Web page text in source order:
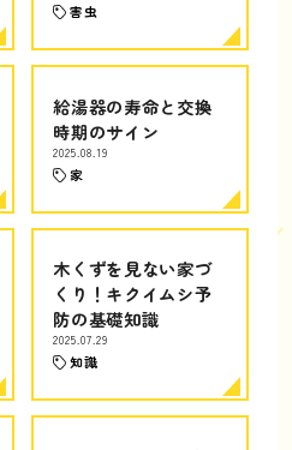
害虫
給湯器の寿命と交換
時期のサイン
2025.08.19
家
木くずを見ない家づ
くり！キクイムシ予
防の基礎知識
2025.07.29
知識